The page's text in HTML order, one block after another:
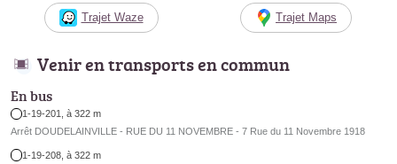
Trajet Waze Trajet Maps
Venir en transports en commun
En bus
1-19-201, à 322 m
Arrêt DOUDELAINVILLE - RUE DU 11 NOVEMBRE - 7 Rue du 11 Novembre 1918
1-19-208, à 322 m